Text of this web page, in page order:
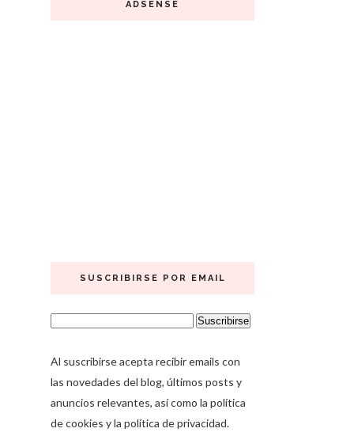
ADSENSE
SUSCRIBIRSE POR EMAIL
Al suscribirse acepta recibir emails con
las novedades del blog, últimos posts y
anuncios relevantes, así como la política
de cookies y la política de privacidad.